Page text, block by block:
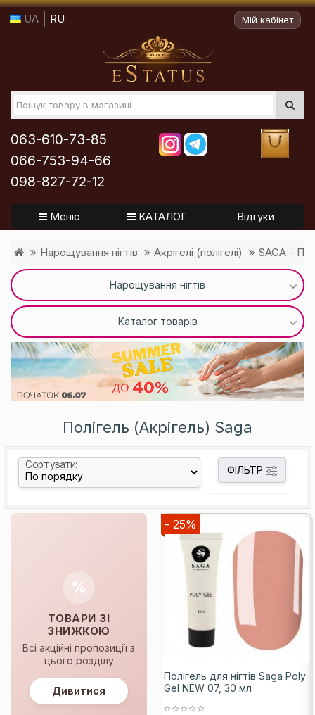
UA RU Мій кабінет
063-610-73-85
066-753-94-66
098-827-72-12
Меню КАТАЛОГ Відгуки
Нарощування нігтів Акрігелі (полігелі) SAGA -
Нарощування нігтів
Каталог товарів
Полігель (Акрігель) Saga
Сортувати: ФІЛЬТР
%
ТОВАРИ ЗІ
ЗНИЖКОЮ
Всі акційні пропозиції з
цього розділу
Дивитися
- 25%
Полігель для нігтів Saga Poly
Gel NEW 07, 30 мл